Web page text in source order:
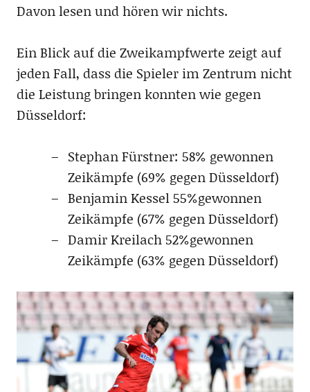
Davon lesen und hören wir nichts.
Ein Blick auf die Zweikampfwerte zeigt auf
jeden Fall, dass die Spieler im Zentrum nicht
die Leistung bringen konnten wie gegen
Düsseldorf:
Stephan Fürstner: 58% gewonnen
Zeikämpfe (69% gegen Düsseldorf)
Benjamin Kessel 55%gewonnen
Zeikämpfe (67% gegen Düsseldorf)
Damir Kreilach 52%gewonnen
Zeikämpfe (63% gegen Düsseldorf)